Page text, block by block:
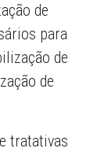
de
para
de
de
tratativas